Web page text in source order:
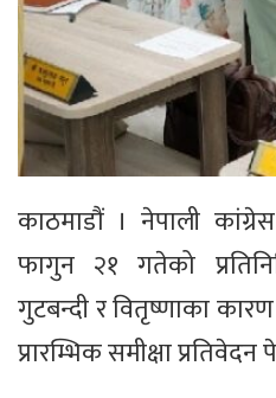
काठमाडौं । नेपाली
फागुन २१ गतेको
गुटबन्दी र वितृष्णाका
प्रारम्भिक समीक्षा